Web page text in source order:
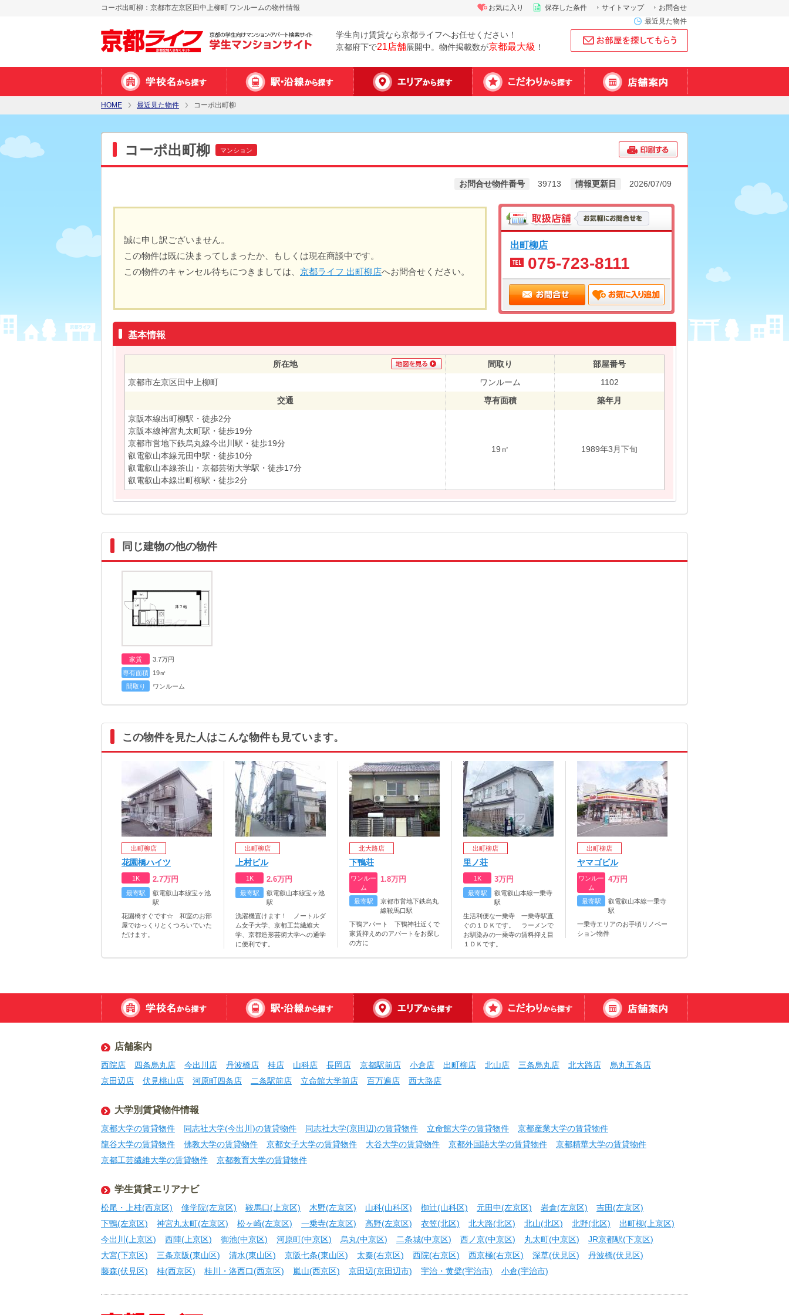
コーポ出町柳：京都市左京区田中上柳町 ワンルームの物件情報
学生向け賃貸なら京都ライフへお任せください！
京都府下で21店舗展開中。物件掲載数が京都最大級 ！
お問合せ
サイトマップ
保存した条件
お気に入り
最近見た物件
HOME 最近見た物件 コーポ出町柳
コーポ出町柳 マンション
お問合せ物件番号 39713 情報更新日 2026/07/09
誠に申し訳ございません。
この物件は既に決まってしまったか、もしくは現在商談中です。
この物件のキャンセル待ちにつきましては、 京都ライフ 出町柳店へお問合せください。
出町柳店
075-723-8111
基本情報
所在地 間取り
部屋番号
京都市左京区田中上柳町
ワンルーム
1102
交通
専有面積
築年月
京阪本線出町柳駅・徒歩2分
京阪本線神宮丸太町駅・徒歩19分
京都市営地下鉄烏丸線今出川駅・徒歩19分
叡電叡山本線元田中駅・徒歩10分
叡電叡山本線茶山・京都芸術大学駅・徒歩17分
叡電叡山本線出町柳駅・徒歩2分
19㎡ 1989年3月下旬
同じ建物の他の物件
家賃 3.7万円
専有面積
19㎡
間取り
ワンルーム
この物件を見た人はこんな物件も見ています。
出町柳店
花園橋ハイツ
1K 2.7万円
最寄駅
叡電叡山本線宝ヶ池
駅
花園橋すぐです☆ 和室のお部
屋でゆっくりとくつろいでいた
だけます。
出町柳店
上村ビル
1K 2.6万円
最寄駅
叡電叡山本線宝ヶ池
駅
洗濯機置けます！ ノートルダ
ム女子大学、京都工芸繊維大
学、京都造形芸術大学への通学
に便利です。
北大路店
下鴨荘
ワンルー
ム
1.8万円
最寄駅
京都市営地下鉄烏丸
線鞍馬口駅
下鴨アパート 下鴨神社近くで
家賃抑えめのアパートをお探し
の方に
出町柳店
里ノ荘
1K 3万円
最寄駅
叡電叡山本線一乗寺
駅
生活利便な一乗寺 一乗寺駅直
ぐの１ＤＫです。 ラーメンで
お馴染みの一乗寺の賃料抑え目
１ＤＫです。
出町柳店
ヤマゴビル
ワンルー
ム
4万円
最寄駅
叡電叡山本線一乗寺
駅
一乗寺エリアのお手頃リノベー
ション物件
店舗案内
西院店 四条烏丸店 今出川店 丹波橋店 桂店 山科店 長岡店 京都駅前店 小倉店 出町柳店 北山店 三条烏丸店 北大路店
烏丸五条店
京田辺店
伏見桃山店 河原町四条店 二条駅前店 立命館大学前店 百万遍店 西大路店
大学別賃貸物件情報
京都大学の賃貸物件 同志社大学(今出川)の賃貸物件 同志社大学(京田辺)の賃貸物件 立命館大学の賃貸物件
京都産業大学の賃貸物件
龍谷大学の賃貸物件
佛教大学の賃貸物件 京都女子大学の賃貸物件 大谷大学の賃貸物件 京都外国語大学の賃貸物件
京都精華大学の賃貸物件
京都工芸繊維大学の賃貸物件
京都教育大学の賃貸物件
学生賃貸エリアナビ
松尾・上桂(西京区) 修学院(左京区) 鞍馬口(上京区) 木野(左京区) 山科(山科区) 椥辻(山科区) 元田中(左京区) 岩倉(左京区)
吉田(左京区)
下鴨(左京区)
神宮丸太町(左京区) 松ヶ崎(左京区) 一乗寺(左京区) 高野(左京区) 衣笠(北区) 北大路(北区) 北山(北区) 北野(北区)
出町柳(上京区)
今出川(上京区)
西陣(上京区) 御池(中京区) 河原町(中京区) 烏丸(中京区) 二条城(中京区) 西ノ京(中京区) 丸太町(中京区)
JR京都駅(下京区)
大宮(下京区)
三条京阪(東山区) 清水(東山区) 京阪七条(東山区) 太秦(右京区) 西院(右京区) 西京極(右京区) 深草(伏見区)
丹波橋(伏見区)
藤森(伏見区)
桂(西京区) 桂川・洛西口(西京区) 嵐山(西京区) 京田辺(京田辺市) 宇治・黄檗(宇治市) 小倉(宇治市)